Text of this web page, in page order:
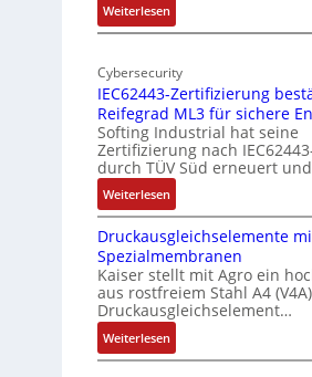
E
g
e
-
I
d
u
t
r
i
e
-
P
C
l
ä
s
s
Weiterlesen:
M
b
i
f
u
n
k
m
o
d
u
l
e
b
r
Cybersecurity
IEC62443-Zertifizierung
Reifegrad ML3 für sichere
Softing Industrial hat seine
Zertifizierung nach
durch TÜV Süd erneuert
Weiterlesen:
I
E
C
6
2
4
4
3
Druckausgleichselemente
Spezialmembranen
Kaiser stellt mit Agro ein
aus rostfreiem Stahl A4
Druckausgleichselement…
Weiterlesen:
D